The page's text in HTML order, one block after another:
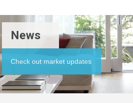
News
Check out market updates